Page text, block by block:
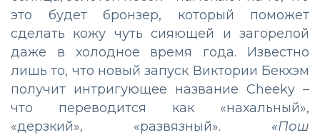
это будет бронзер, который поможет
сделать кожу чуть сияющей и загорелой
даже в холодное время года. Известно
лишь то, что новый запуск Виктории Бекхэм
получит интригующее название Cheeky –
что переводится как «нахальный»,
«дерзкий», «развязный». «Пош